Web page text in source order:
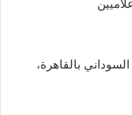
بالقاهرة،